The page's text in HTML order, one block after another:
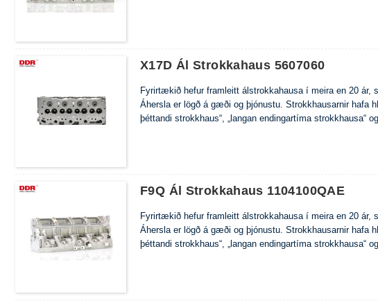
X17D Ál Strokkahaus 5607060
Fyrirtækið hefur framleitt álstrokkahausa í meira en 20 ár,
Áhersla er lögð á gæði og þjónustu. Strokkhausarnir hafa
þéttandi strokkhaus“, „langan endingartíma strokkhausa“
F9Q Ál Strokkahaus 1104100QAE
Fyrirtækið hefur framleitt álstrokkahausa í meira en 20 ár,
Áhersla er lögð á gæði og þjónustu. Strokkhausarnir hafa
þéttandi strokkhaus“, „langan endingartíma strokkhausa“